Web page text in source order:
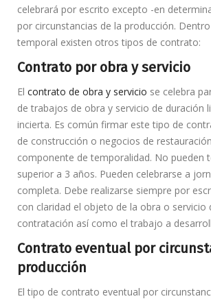
celebrará por escrito excepto -en
por circunstancias de la producción.
temporal existen otros tipos de contrato:
Contrato por obra y servicio
El contrato de obra y servicio se celebra
de trabajos de obra y servicio de duración
incierta. Es común firmar este tipo de
de construcción o negocios de
componente de temporalidad. No pueden
superior a 3 años. Pueden celebrarse a
completa. Debe realizarse siempre por
con claridad el objeto de la obra o servicio
contratación así como el trabajo a
Contrato eventual por
producción
El tipo de contrato eventual por